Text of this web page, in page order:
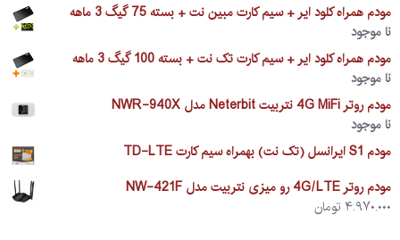
مودم همراه کلود ایر + سیم کارت مبین نت + بسته 75 گیگ 3 ماهه
نا موجود
مودم همراه کلود ایر + سیم کارت تک نت + بسته 100 گیگ 3 ماهه
نا موجود
مودم روتر 4G MiFi نتربیت Neterbit مدل NWR-940X
نا موجود
مودم S1 ایرانسل (تک نت) بهمراه سیم کارت TD-LTE
مودم روتر 4G/LTE رو میزی نتربیت مدل NW-421F
۴.۹۷۰.۰۰۰ تومان